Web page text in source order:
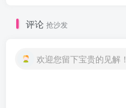
评论 抢沙发
欢迎您留下宝贵的见解！